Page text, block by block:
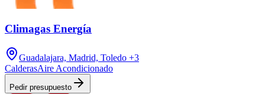
Climagas Energía
Guadalajara, Madrid, Toledo +3
CalderasAire Acondicionado
Pedir presupuesto